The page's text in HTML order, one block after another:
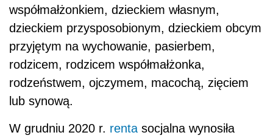
współmałżonkiem, dzieckiem własnym,
dzieckiem przysposobionym, dzieckiem obcym
przyjętym na wychowanie, pasierbem,
rodzicem, rodzicem współmałżonka,
rodzeństwem, ojczymem, macochą, zięciem
lub synową.
W grudniu 2020 r. renta socjalna wynosiła